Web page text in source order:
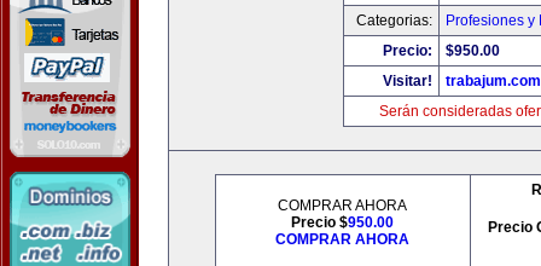
Categorias:
Profesiones y
Precio:
$950.00
Visitar!
trabajum.com
Serán consideradas
COMPRAR AHORA
Precio $950.00
COMPRAR AHORA
Precio